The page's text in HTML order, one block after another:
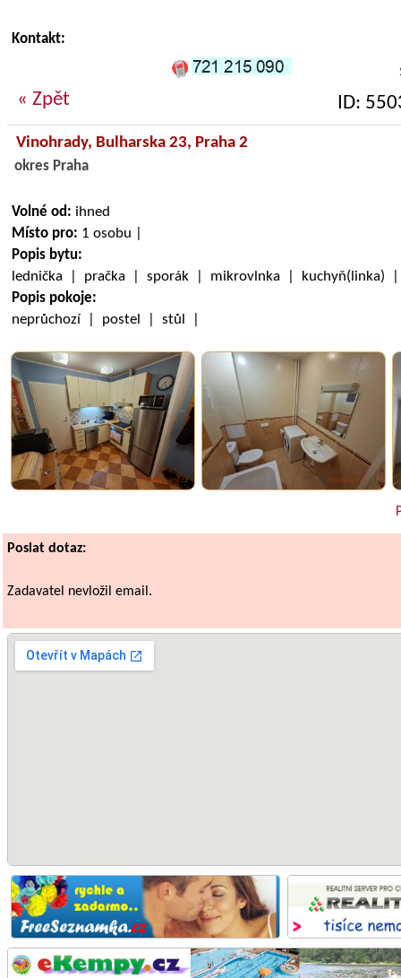
Kontakt:
« Zpět
ID:
Vinohrady, Bulharska 23, Praha 2
okres Praha
Volné od: ihned
Místo pro: 1 osobu |
Popis bytu:
lednička | pračka | sporák | mikrovlnka |
Popis pokoje:
neprůchozí | postel | stůl |
Poslat dotaz:
Zadavatel nevložil email.